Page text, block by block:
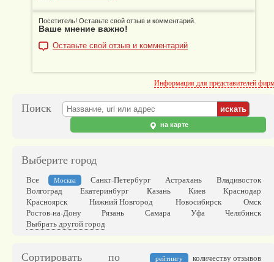
Посетитель! Оставьте свой отзыв и комментарий.
Ваше мнение важно!
Оставьте свой отзыв и комментарий
Информация для представителей
Поиск
на карте
Выберите город
Все Москва Санкт-Петербург Астрахань
Владивосток
Волгоград
Екатеринбург Казань Киев
Краснодар
Красноярск
Нижний Новгород Новосибирск
Омск
Ростов-на-Дону
Рязань Самара Уфа
Челябинск
Выбрать другой город
Сортировать по рейтингу
количеству отзывов